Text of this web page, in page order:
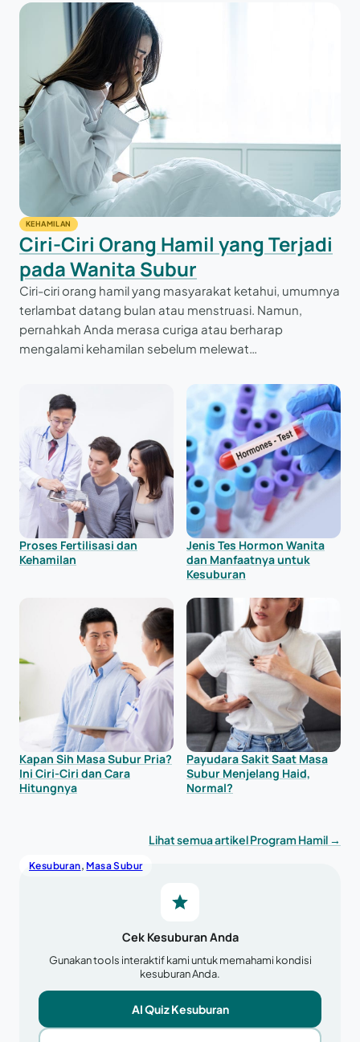
KEHAMILAN
Ciri-Ciri Orang Hamil yang Terjadi
pada Wanita Subur
Ciri-ciri orang hamil yang masyarakat ketahui, umumnya
terlambat datang bulan atau menstruasi. Namun,
pernahkah Anda merasa curiga atau berharap
mengalami kehamilan sebelum melewat…
Proses Fertilisasi dan
Kehamilan
Jenis Tes Hormon Wanita
dan Manfaatnya untuk
Kesuburan
Kapan Sih Masa Subur Pria?
Ini Ciri-Ciri dan Cara
Hitungnya
Payudara Sakit Saat Masa
Subur Menjelang Haid,
Normal?
Lihat semua artikel Program Hamil →
Kesuburan, Masa Subur
Cek Kesuburan Anda
Gunakan tools interaktif kami untuk memahami kondisi
kesuburan Anda.
AI Quiz Kesuburan